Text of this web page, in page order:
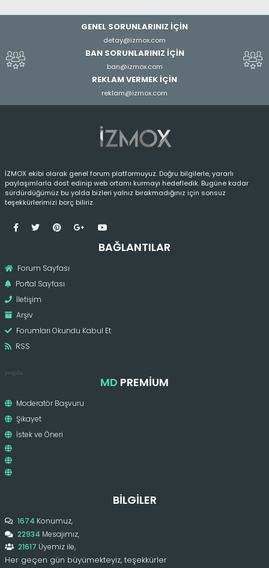
GENEL SORUNLARINIZ İÇİN
detay@izmox.com
BAN SORUNLARINIZ İÇİN
ban@izmox.com
REKLAM VERMEK İÇİN
reklam@izmox.com
İZMOX ekibi olarak genel forum platformuyuz. Doğru bilgilerle, yararlı
paylaşımlarla dost edinip web ortamı kurmayı hedefledik. Bugüne kadar
sürdürdüğümüz bu yolda bizleri yalnız bırakmadığınız için sonsuz
teşekkürlerimizi borç biliriz.
BAĞLANTILAR
Forum Sayfası
Portal Sayfası
İletişim
Arşiv
Forumları Okundu Kabul Et
RSS
pergola
MD PREMIUM
Moderatör Başvuru
Şikayet
İstek ve Öneri
BILGILER
1674 Konumuz,
22934 Mesajımız,
21617 Üyemiz ile,
Her geçen gün büyümekteyiz, teşekkürler